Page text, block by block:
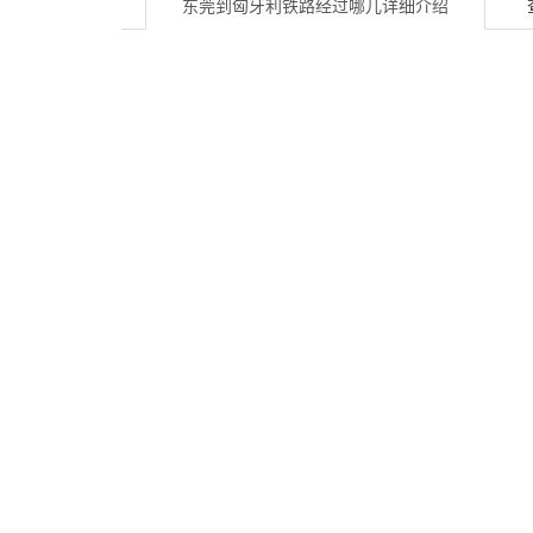
东莞到匈牙利铁路经过哪儿详细介绍